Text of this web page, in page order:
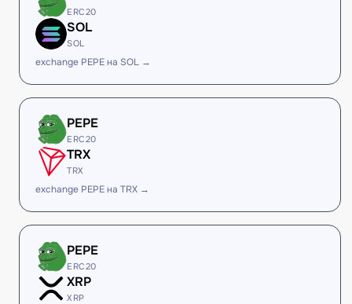
ERC20
SOL
SOL
exchange PEPE на SOL →
PEPE
ERC20
TRX
TRX
exchange PEPE на TRX →
PEPE
ERC20
XRP
XRP